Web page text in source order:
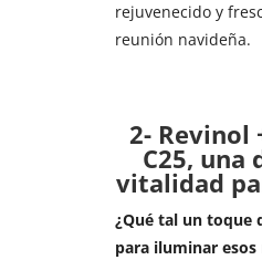
rejuvenecido y
reunión navideña.
2- Revinol
C25, una
vitalidad
¿Qué tal un toque
para iluminar